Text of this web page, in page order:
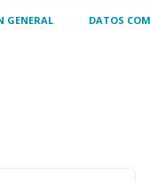
GENERAL DATOS